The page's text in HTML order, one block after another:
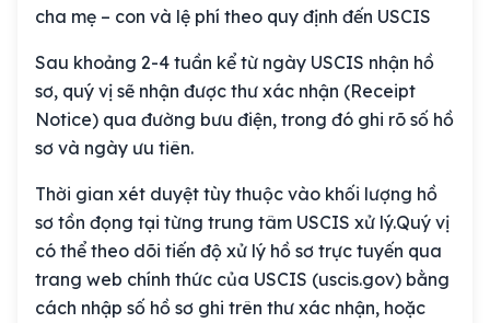
cha mẹ – con và lệ phí theo quy định đến USCIS
Sau khoảng 2-4 tuần kể từ ngày USCIS nhận hồ
sơ, quý vị sẽ nhận được thư xác nhận (Receipt
Notice) qua đường bưu điện, trong đó ghi rõ số hồ
sơ và ngày ưu tiên.
Thời gian xét duyệt tùy thuộc vào khối lượng hồ
sơ tồn đọng tại từng trung tâm USCIS xử lý.Quý vị
có thể theo dõi tiến độ xử lý hồ sơ trực tuyến qua
trang web chính thức của USCIS (uscis.gov) bằng
cách nhập số hồ sơ ghi trên thư xác nhận, hoặc